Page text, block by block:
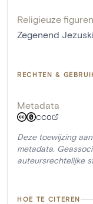
Religieuze figuren
Zegenend
RECHTEN &
Metadata
CC0
Deze toewijzing
metadata.
auteursrechtelijke
HOE TE CITEREN